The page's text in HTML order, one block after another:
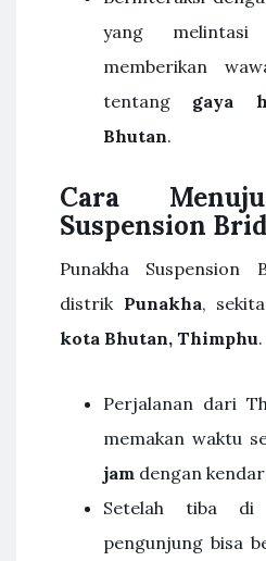
yang
memberikan
tentang gaya
Bhutan.
Cara
Suspension
Punakha
distrik Punakha,
kota Bhutan, Thimphu.
Perjalanan dari
memakan waktu
jam dengan
Setelah tiba di
pengunjung bisa